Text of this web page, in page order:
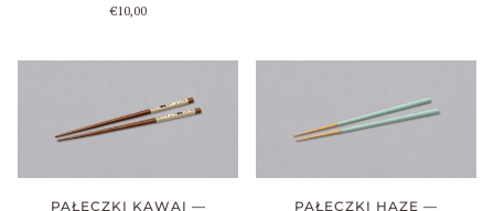
€10,00
PAŁECZKI KAWAI —
PAŁECZKI HAZE —